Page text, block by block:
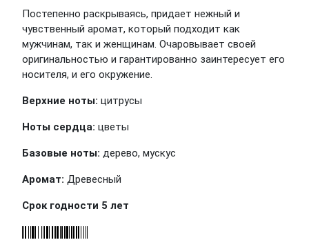
Постепенно раскрываясь, придает нежный и
чувственный аромат, который подходит как
мужчинам, так и женщинам. Очаровывает своей
оригинальностью и гарантированно заинтересует его
носителя, и его окружение.
Верхние ноты: цитрусы
Ноты сердца: цветы
Базовые ноты: дерево, мускус
Аромат: Древесный
Срок годности 5 лет